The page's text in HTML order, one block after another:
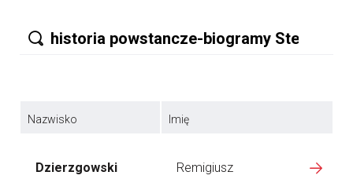
Nazwisko Imię
Dzierzgowski Remigiusz